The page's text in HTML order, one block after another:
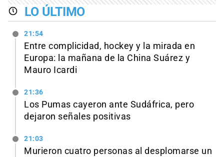
LO ÚLTIMO
21:54
Entre complicidad, hockey y la mirada en
Europa: la mañana de la China Suárez y
Mauro Icardi
21:36
Los Pumas cayeron ante Sudáfrica, pero
dejaron señales positivas
21:03
Murieron cuatro personas al desplomarse un